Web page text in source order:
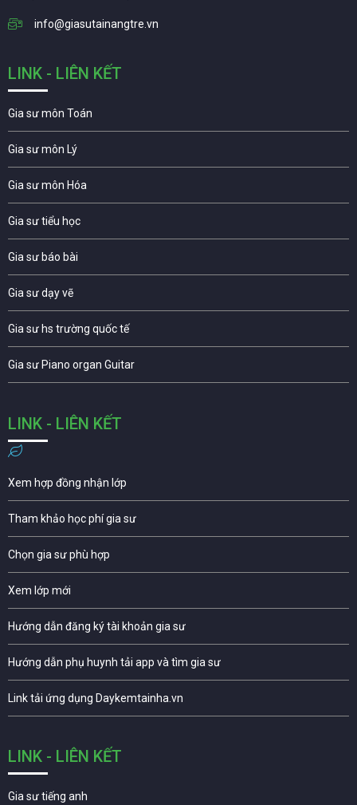
info@giasutainangtre.vn
LINK - LIÊN KẾT
Gia sư môn Toán
Gia sư môn Lý
Gia sư môn Hóa
Gia sư tiểu học
Gia sư báo bài
Gia sư dạy vẽ
Gia sư hs trường quốc tế
Gia sư Piano organ Guitar
LINK - LIÊN KẾT
Xem hợp đồng nhận lớp
Tham khảo học phí gia sư
Chọn gia sư phù hợp
Xem lớp mới
Hướng dẫn đăng ký tài khoản gia sư
Hướng dẫn phụ huynh tải app và tìm gia sư
Link tải ứng dụng Daykemtainha.vn
LINK - LIÊN KẾT
Gia sư tiếng anh